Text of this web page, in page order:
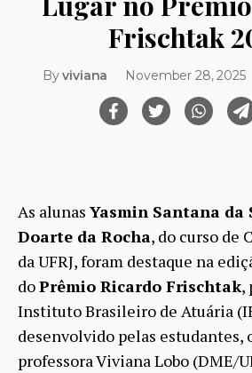
Frischtak
Byviviana November 28, 2025
As alunas Yasmin Santana da
Doarte da Rocha, do curso de
da UFRJ, foram destaque na
doPrêmio Ricardo Frischtak,
Instituto Brasileiro de Atuária
desenvolvido pelas estudantes,
professora Viviana Lobo (DME/